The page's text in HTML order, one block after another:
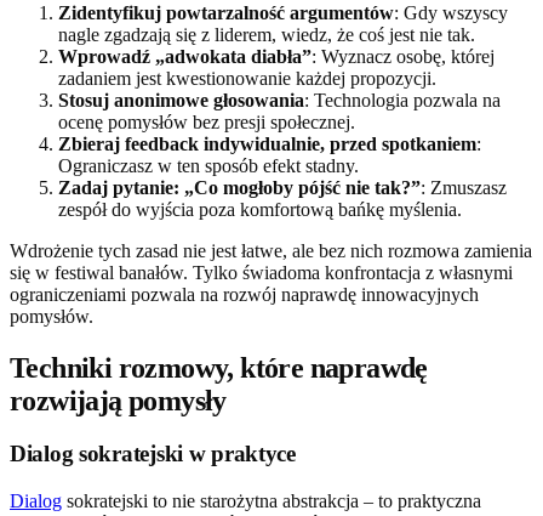
Zidentyfikuj powtarzalność argumentów: Gdy wszyscy
nagle zgadzają się z liderem, wiedz, że coś jest nie tak.
Wprowadź „adwokata diabła”: Wyznacz osobę, której
zadaniem jest kwestionowanie każdej propozycji.
Stosuj anonimowe głosowania: Technologia pozwala na
ocenę pomysłów bez presji społecznej.
Zbieraj feedback indywidualnie, przed spotkaniem:
Ograniczasz w ten sposób efekt stadny.
Zadaj pytanie: „Co mogłoby pójść nie tak?”: Zmuszasz
zespół do wyjścia poza komfortową bańkę myślenia.
Wdrożenie tych zasad nie jest łatwe, ale bez nich rozmowa zamienia
się w festiwal banałów. Tylko świadoma konfrontacja z własnymi
ograniczeniami pozwala na rozwój naprawdę innowacyjnych
pomysłów.
Techniki rozmowy, które naprawdę
rozwijają pomysły
Dialog sokratejski w praktyce
Dialog sokratejski to nie starożytna abstrakcja – to praktyczna